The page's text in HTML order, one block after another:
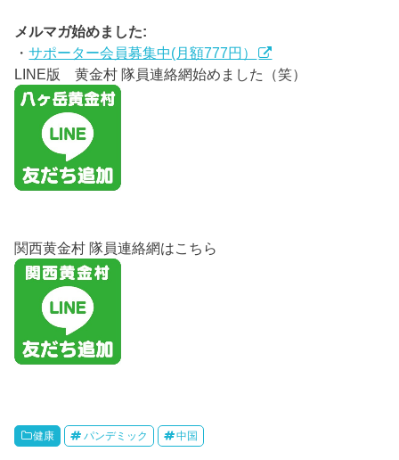
メルマガ始めました:
・サポーター会員募集中(月額777円）
LINE版 黄金村 隊員連絡網始めました（笑）
関西黄金村 隊員連絡網はこちら
健康 パンデミック 中国